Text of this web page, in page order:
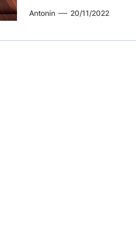
Antonin 20/11/2022